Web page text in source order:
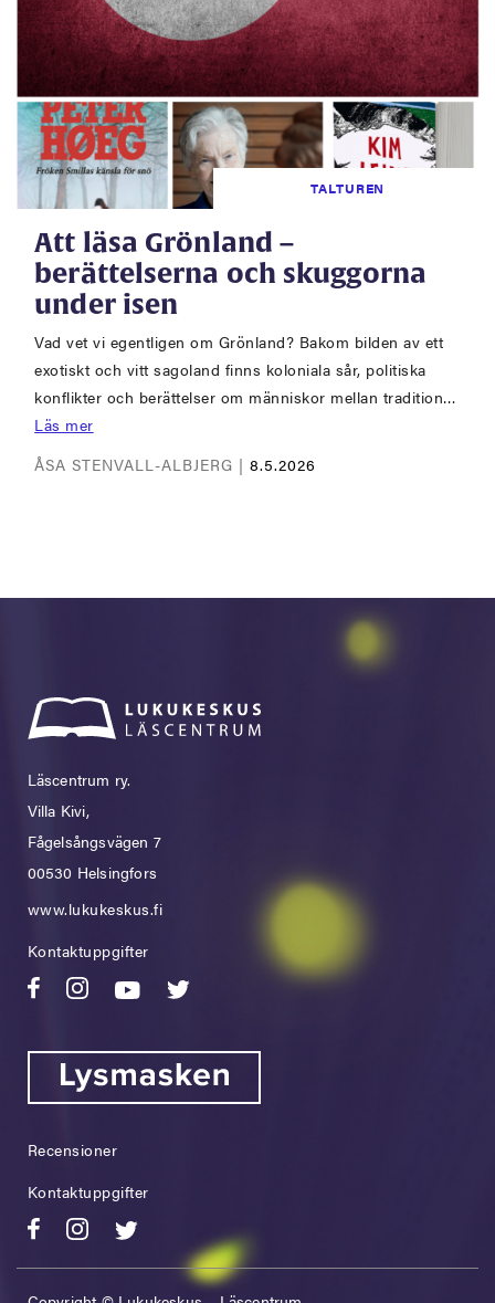
TALTUREN
Att läsa Grönland –
berättelserna och skuggorna
under isen
Vad vet vi egentligen om Grönland? Bakom bilden av ett
exotiskt och vitt sagoland finns koloniala sår, politiska
konflikter och berättelser om människor mellan tradition…
Läs mer
ÅSA STENVALL-ALBJERG |8.5.2026
Läscentrum ry.
Villa Kivi,
Fågelsångsvägen 7
00530 Helsingfors
www.lukukeskus.fi
Kontaktuppgifter
Recensioner
Kontaktuppgifter